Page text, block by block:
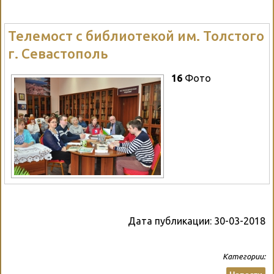
Телемост с библиотекой им. Толстого
г. Севастополь
16 Фото
Дата публикации: 30-03-2018
Категории: